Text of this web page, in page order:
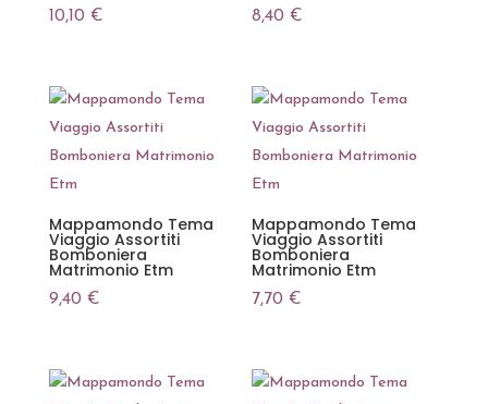
10,10 € 8,40€
Mappamondo Tema
Viaggio Assortiti
Bomboniera
Matrimonio Etm
9,40 €
Mappamondo Tema
Viaggio Assortiti
Bomboniera
Matrimonio Etm
7,70€